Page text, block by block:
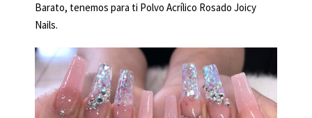
Barato, tenemos para ti Polvo Acrílico Rosado Joicy
Nails.